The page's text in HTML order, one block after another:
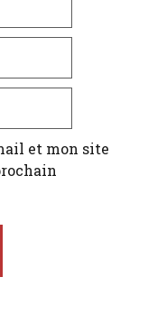
et mon site